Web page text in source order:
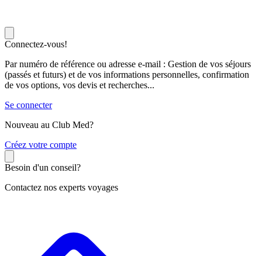
Connectez-vous!
Par numéro de référence ou adresse e-mail : Gestion de vos séjours
(passés et futurs) et de vos informations personnelles, confirmation
de vos options, vos devis et recherches...
Se connecter
Nouveau au Club Med?
Créez votre compte
Besoin d'un conseil?
Contactez nos experts voyages